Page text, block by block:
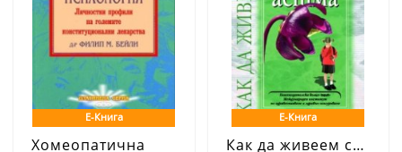
Е-Книга
Хомеопатична
Е-Книга
Как да живеем с…